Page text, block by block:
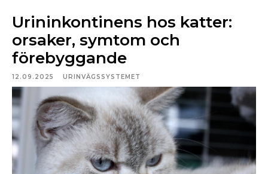
Urininkontinens hos katter:
orsaker, symtom och
förebyggande
12.09.2025 URINVÄGSSYSTEMET